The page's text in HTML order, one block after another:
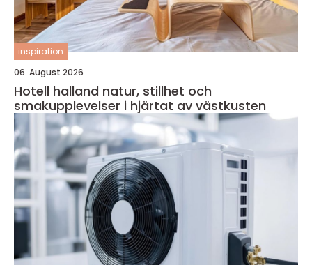
inspiration
06. August 2026
Hotell halland natur, stillhet och
smakupplevelser i hjärtat av västkusten